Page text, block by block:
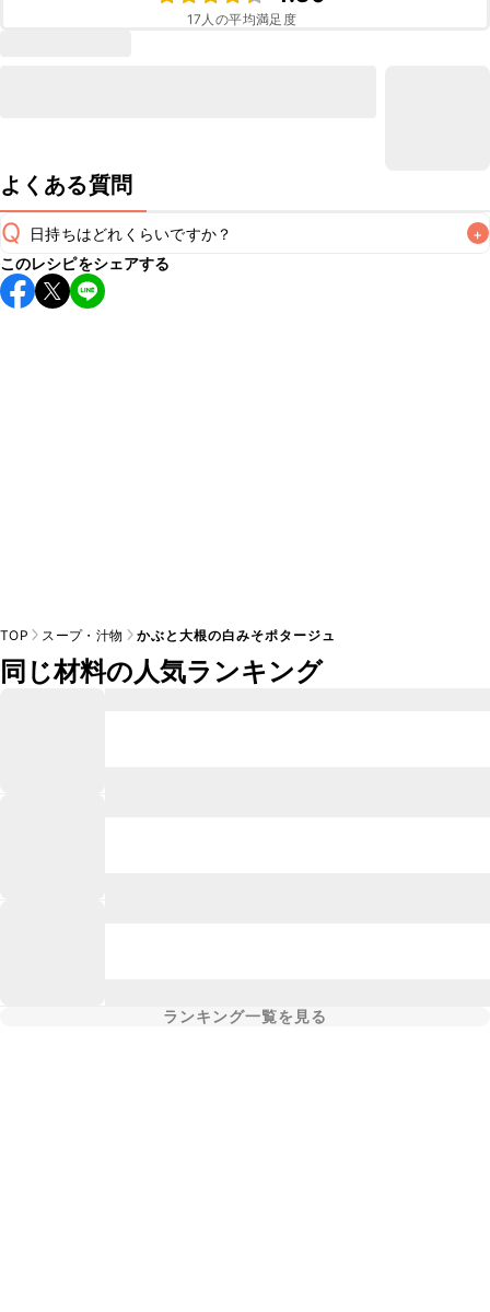
17 人の平均満足度
よくある質問
Q 日持ちはどれくらいですか？ +
保存期間は冷蔵で翌日中が目安です。なるべくお早めにお召
し上がりください。
このレシピをシェアする
TOP スープ・汁物 かぶと大根の白みそポタージュ
同じ材料の人気ランキング
ランキング一覧を見る